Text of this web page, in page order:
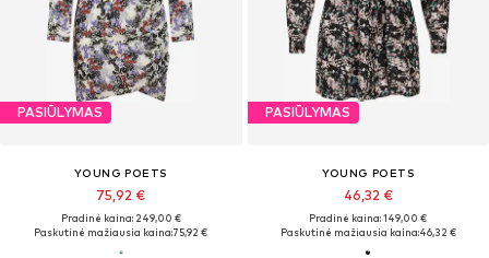
PASIŪLYMAS
YOUNG POETS
75,92 €
Pradinė kaina: 249,00 €
Paskutinė mažiausia kaina:75,92 €
PASIŪLYMAS
YOUNG POETS
46,32 €
Pradinė kaina: 149,00 €
Paskutinė mažiausia kaina:46,32 €